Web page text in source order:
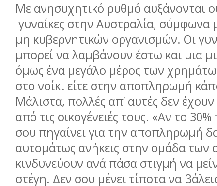
Με ανησυχητικό ρυθµό αυξάνονται
γυναίκες στην Αυστραλία, σύµφωνα
µη κυβερνητικών οργανισµών. Οι
µπορεί να λαµβάνουν έστω και µια
όµως ένα µεγάλο µέρος των
στο νοίκι είτε στην αποπληρωµή
Μάλιστα, πολλές απ’ αυτές δεν
από τις οικογένειές τους. «Αν το
σου πηγαίνει για την αποπληρωµή
αυτοµάτως ανήκεις στην οµάδα
κινδυνεύουν ανά πάσα στιγµή να
στέγη. Δεν σου µένει τίποτα να